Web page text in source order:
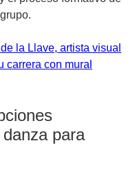
la Llave, artista visual
carrera con mural
para